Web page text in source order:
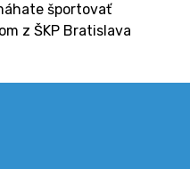
športovať
z ŠKP Bratislava